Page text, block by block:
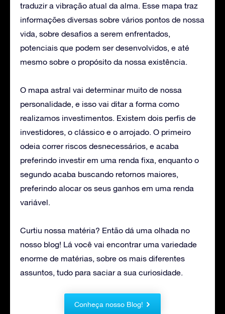
traduzir a vibração atual da alma. Esse mapa traz
informações diversas sobre vários pontos de nossa
vida, sobre desafios a serem enfrentados,
potenciais que podem ser desenvolvidos, e até
mesmo sobre o propósito da nossa existência.
O mapa astral vai determinar muito de nossa
personalidade, e isso vai ditar a forma como
realizamos investimentos. Existem dois perfis de
investidores, o clássico e o arrojado. O primeiro
odeia correr riscos desnecessários, e acaba
preferindo investir em uma renda fixa, enquanto o
segundo acaba buscando retornos maiores,
preferindo alocar os seus ganhos em uma renda
variável.
Curtiu nossa matéria? Então dá uma olhada no
nosso blog! Lá você vai encontrar uma variedade
enorme de matérias, sobre os mais diferentes
assuntos, tudo para saciar a sua curiosidade.
Conheça nosso Blog!